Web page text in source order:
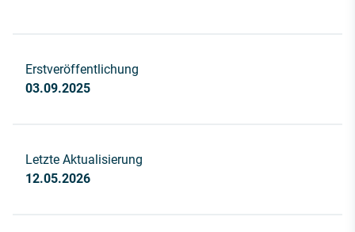
Erstveröffentlichung
03.09.2025
Letzte Aktualisierung
12.05.2026